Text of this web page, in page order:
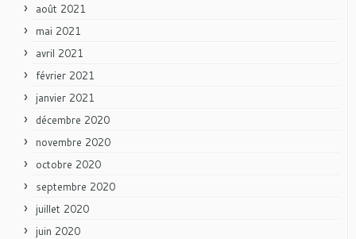
août 2021
mai 2021
avril 2021
février 2021
janvier 2021
décembre 2020
novembre 2020
octobre 2020
septembre 2020
juillet 2020
juin 2020